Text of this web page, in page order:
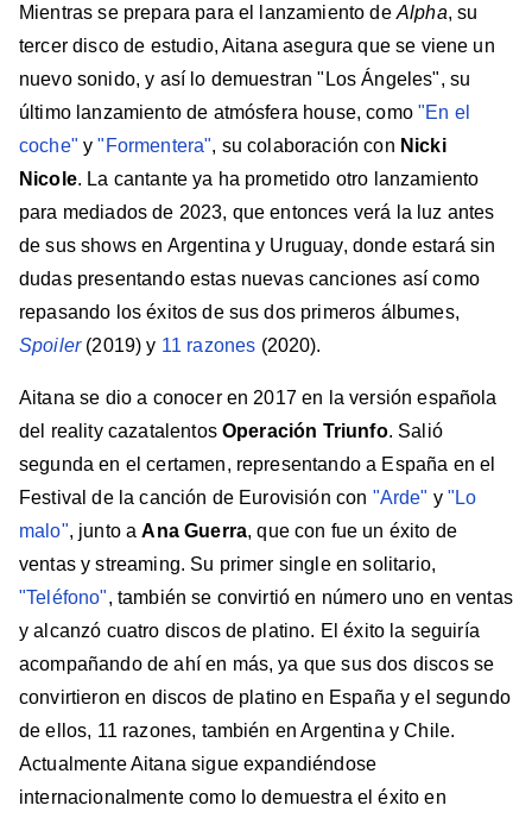
Mientras se prepara para el lanzamiento de Alpha, su
tercer disco de estudio, Aitana asegura que se viene un
nuevo sonido, y así lo demuestran "Los Ángeles", su
último lanzamiento de atmósfera house, como"En el
coche" y"Formentera", su colaboración con Nicki
Nicole. La cantante ya ha prometido otro lanzamiento
para mediados de 2023, que entonces verá la luz antes
de sus shows en Argentina y Uruguay, donde estará sin
dudas presentando estas nuevas canciones así como
repasando los éxitos de sus dos primeros álbumes,
Spoiler(2019) y 11 razones (2020).
Aitana se dio a conocer en 2017 en la versión española
del reality cazatalentosOperación Triunfo. Salió
segunda en el certamen, representando a España en el
Festival de la canción de Eurovisión con "Arde" y"Lo
malo", junto aAna Guerra, que con fue un éxito de
ventas y streaming. Su primer single en solitario,
"Teléfono", también se convirtió en número uno en ventas
y alcanzó cuatro discos de platino. El éxito la seguiría
acompañando de ahí en más, ya que sus dos discos se
convirtieron en discos de platino en España y el segundo
de ellos, 11 razones, también en Argentina y Chile.
Actualmente Aitana sigue expandiéndose
internacionalmente como lo demuestra el éxito en